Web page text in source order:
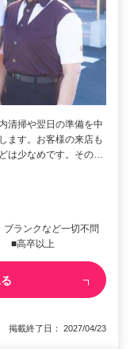
清掃や翌日の準備を中
ます。お客様の来店も
は少なめです。その…
ランクなど一切不問
■高卒以上
掲載終了日： 2027/04/23